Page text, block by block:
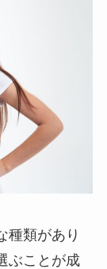
種類があり
ぶことが成